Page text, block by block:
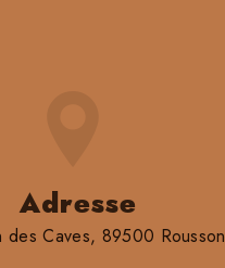
Adresse
des Caves, 89500 Rousson